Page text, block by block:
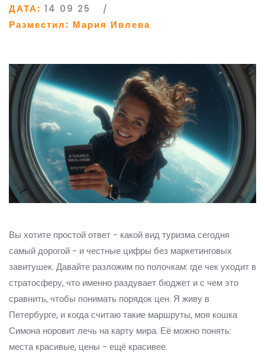
ДАТА: 14 09 25
Разместил: Мария Ивлева
Вы хотите простой ответ - какой вид туризма сегодня
самый дорогой - и честные цифры без маркетинговых
завитушек. Давайте разложим по полочкам: где чек уходит в
стратосферу, что именно раздувает бюджет и с чем это
сравнить, чтобы понимать порядок цен. Я живу в
Петербурге, и когда считаю такие маршруты, моя кошка
Симона норовит лечь на карту мира. Её можно понять:
места красивые, цены - ещё красивее.